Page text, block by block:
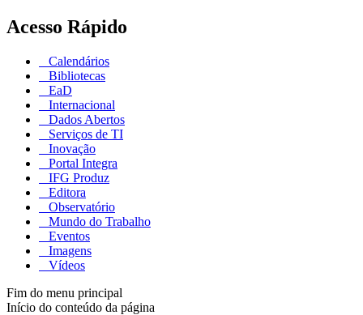
Acesso Rápido
Calendários
Bibliotecas
EaD
Internacional
Dados Abertos
Serviços de TI
Inovação
Portal Integra
IFG Produz
Editora
Observatório
Mundo do Trabalho
Eventos
Imagens
Vídeos
Fim do menu principal
Início do conteúdo da página